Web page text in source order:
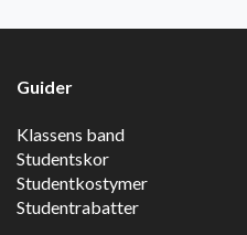
Guider
Klassens band
Studentskor
Studentkostymer
Studentrabatter